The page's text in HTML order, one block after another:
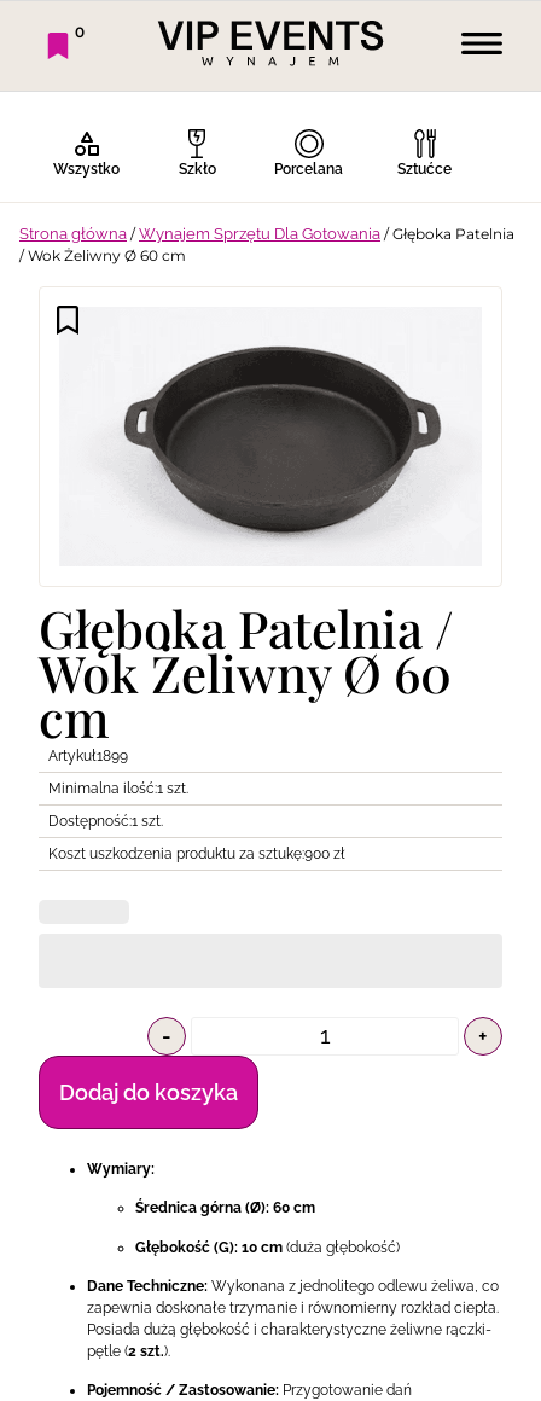
0
Wszystko Szkło Porcelana Sztućce
Tekstylia Dekoracje Termosy
Gotowanie
Strona główna /Wynajem Sprzętu Dla Gotowania / Głęboka Patelnia
/ Wok Żeliwny Ø 60 cm
Głęboka Patelnia /
Wok Żeliwny Ø 60
cm
Artykuł1899
Minimalna ilość:1 szt.
Dostępność:1 szt.
Koszt uszkodzenia produktu za sztukę:900 zł
- +
Dodaj do koszyka
Wymiary:
Średnica górna (Ø): 60 cm
Głębokość (G): 10 cm (duża głębokość)
Dane Techniczne: Wykonana z jednolitego odlewu żeliwa, co
zapewnia doskonałe trzymanie i równomierny rozkład ciepła.
Posiada dużą głębokość i charakterystyczne żeliwne rączki-
pętle (2 szt.).
Pojemność / Zastosowanie: Przygotowanie dań